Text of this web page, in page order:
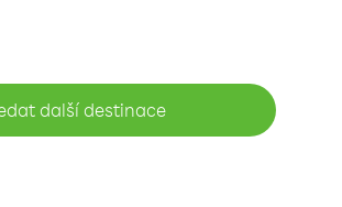
další destinace